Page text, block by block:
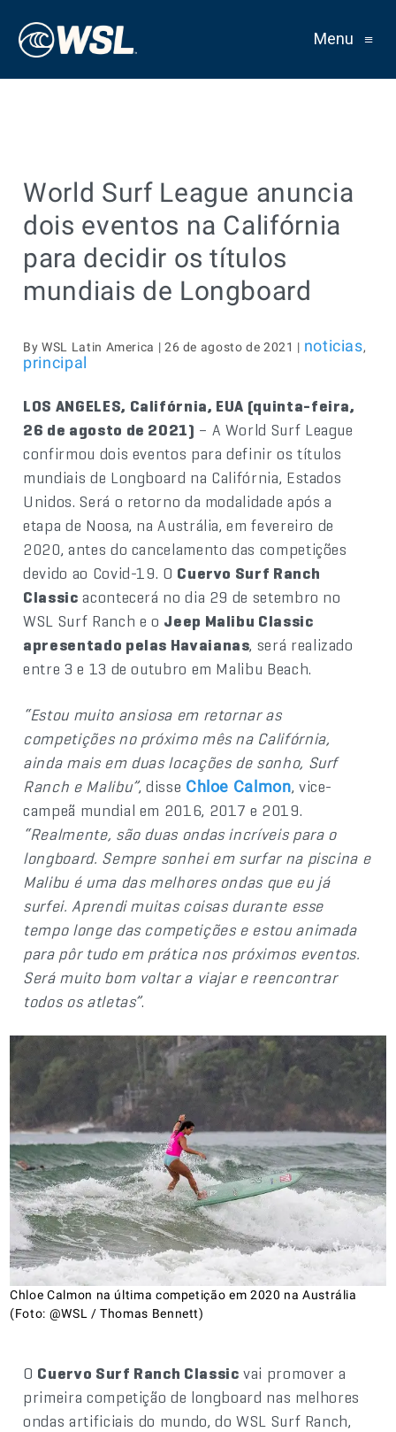
Menu ≡
World Surf League anuncia
dois eventos na Califórnia
para decidir os títulos
mundiais de Longboard
By WSL Latin America | 26 de agosto de 2021 | noticias,
principal
LOS ANGELES, Califórnia, EUA (quinta-feira,
26 de agosto de 2021) – A World Surf League
confirmou dois eventos para definir os títulos
mundiais de Longboard na Califórnia, Estados
Unidos. Será o retorno da modalidade após a
etapa de Noosa, na Austrália, em fevereiro de
2020, antes do cancelamento das competições
devido ao Covid-19. O Cuervo Surf Ranch
Classic acontecerá no dia 29 de setembro no
WSL Surf Ranch e o Jeep Malibu Classic
apresentado pelas Havaianas, será realizado
entre 3 e 13 de outubro em Malibu Beach.
“Estou muito ansiosa em retornar as
competições no próximo mês na Califórnia,
ainda mais em duas locações de sonho, Surf
Ranch e Malibu”, disse Chloe Calmon, vice-
campeã mundial em 2016, 2017 e 2019.
“Realmente, são duas ondas incríveis para o
longboard. Sempre sonhei em surfar na piscina e
Malibu é uma das melhores ondas que eu já
surfei. Aprendi muitas coisas durante esse
tempo longe das competições e estou animada
para pôr tudo em prática nos próximos eventos.
Será muito bom voltar a viajar e reencontrar
todos os atletas”.
Chloe Calmon na última competição em 2020 na Austrália
(Foto: @WSL / Thomas Bennett)
O Cuervo Surf Ranch Classic vai promover a
primeira competição de longboard nas melhores
ondas artificiais do mundo, do WSL Surf Ranch,